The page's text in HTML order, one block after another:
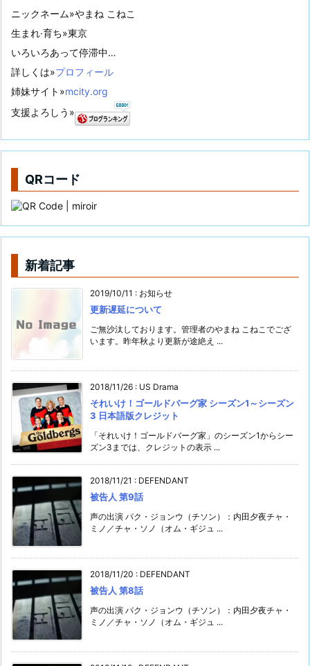
ニックネーム»やまね こねこ
生まれ·育ち»東京
いろいろあって停滞中…
詳しくは»プロフィール
姉妹サイト»mcity.org
支援よろしう»
QRコード
新着記事
2019/10/11 : お知らせ
更新遅延について
ご無沙汰しております。管理者のやまね こねこでござ
います。昨年秋より更新が途絶え ...
2018/11/26 : US Drama
それいけ！ゴールドバーグ家 シーズン1～シーズン
3 日本語版クレジット
「それいけ！ゴールドバーグ家」のシーズン1からシー
ズン3までは、クレジットの表示 ...
2018/11/21 : DEFENDANT
被告人 第9話
声の出演 パク・ジョンウ（チソン）：内田夕夜チャ・
ミノ／チャ・ソノ（オム・ギジュ ...
2018/11/20 : DEFENDANT
被告人 第8話
声の出演 パク・ジョンウ（チソン）：内田夕夜チャ・
ミノ／チャ・ソノ（オム・ギジュ ...